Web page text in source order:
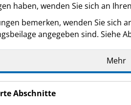
haben, wenden Sie sich an
bemerken, wenden Sie sich
angegeben sind. Siehe
Mehr
Abschnitte